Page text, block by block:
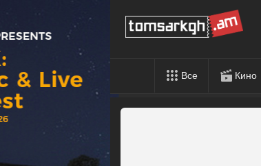
Все Кино